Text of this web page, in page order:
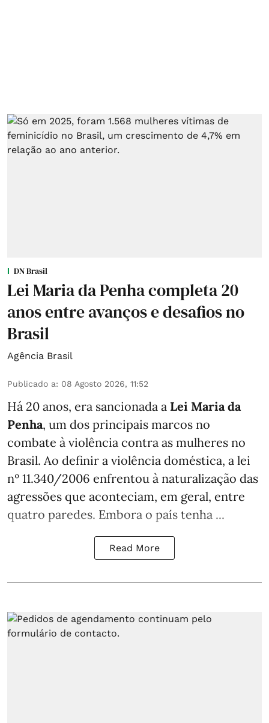
DN Brasil
Lei Maria da Penha completa 20
anos entre avanços e desafios no
Brasil
Agência Brasil
Publicado a: 08 Agosto 2026, 11:52
Há 20 anos, era sancionada a Lei Maria da
Penha, um dos principais marcos no
combate à violência contra as mulheres no
Brasil. Ao definir a violência doméstica, a lei
nº 11.340/2006 enfrentou à naturalização das
agressões que aconteciam, em geral, entre
quatro paredes. Embora o país tenha ...
Read More